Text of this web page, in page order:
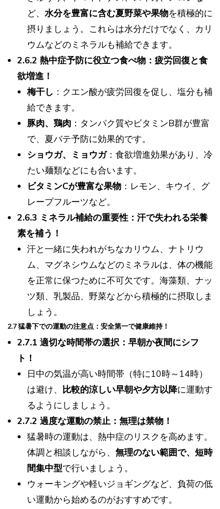
ど、 水分を豊富に含む夏野菜や果物を積極的に
摂りましょう。これらは水分だけでなく、カリ
ウムなどのミネラルも補給できます。
2.6.2 熱中症予防に役立つ食べ物：疲労回復と食
欲増進！
梅干し ：クエン酸が疲労回復を促し、塩分も補
給できます。
豚肉、鶏肉 ：タンパク質やビタミンB群が豊富
で、夏バテ予防に効果的です。
ショウガ、ミョウガ：食欲増進効果があり、冷
たい麺類などにも合います。
ビタミンCが豊富な果物 ：レモン、キウイ、グ
レープフルーツなど。
2.6.3 ミネラル補給の重要性：汗で失われる栄養
素を補う！
汗と一緒に失われがちなカリウム、ナトリウ
ム、マグネシウムなどのミネラルは、体の機能
を正常に保つために不可欠です。海藻類、ナッ
ツ類、乳製品、野菜などから積極的に摂取しま
しょう。
2.7 猛暑下での運動の注意点：安全第一で健康維持！
2.7.1 適切な時間帯の選択：早朝か夜間にシフ
ト！
日中の気温が高い時間帯（特に10時～14時）
は避け、 比較的涼しい早朝や夕方以降に運動す
るようにしましょう。
2.7.2 過度な運動の禁止：無理は禁物！
猛暑時の運動は、熱中症のリスクを高めます。
体調と相談しながら、 無理のない範囲で、短時
間集中型で行いましょう。
ウォーキングや軽いジョギングなど、負荷の低
い運動から始めるのがおすすめです。